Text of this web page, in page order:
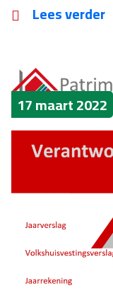
Lees verder
17 maart 2022